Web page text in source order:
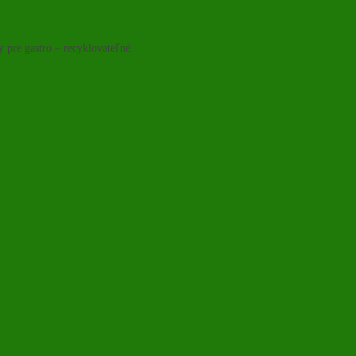
pre gastro – recyklovateľné